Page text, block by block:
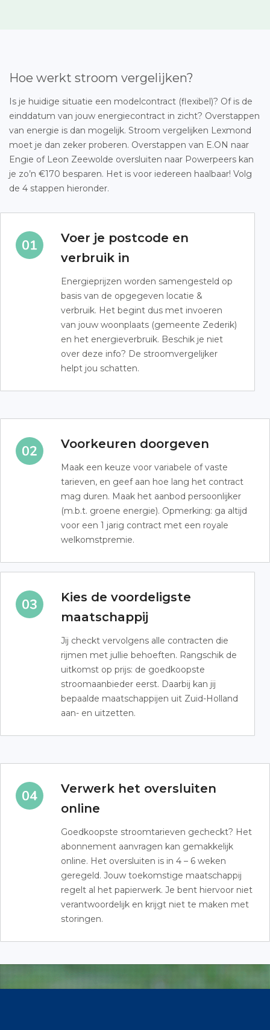
Hoe werkt stroom vergelijken?
Is je huidige situatie een modelcontract (flexibel)? Of is de
einddatum van jouw energiecontract in zicht? Overstappen
van energie is dan mogelijk. Stroom vergelijken Lexmond
moet je dan zeker proberen. Overstappen van E.ON naar
Engie of Leon Zeewolde oversluiten naar Powerpeers kan
je zo’n €170 besparen. Het is voor iedereen haalbaar! Volg
de 4 stappen hieronder.
Voer je postcode en
verbruik in
Energieprijzen worden samengesteld op
basis van de opgegeven locatie &
verbruik. Het begint dus met invoeren
van jouw woonplaats (gemeente Zederik)
en het energieverbruik. Beschik je niet
over deze info? De stroomvergelijker
helpt jou schatten.
Voorkeuren doorgeven
Maak een keuze voor variabele of vaste
tarieven, en geef aan hoe lang het contract
mag duren. Maak het aanbod persoonlijker
(m.b.t. groene energie). Opmerking: ga altijd
voor een 1 jarig contract met een royale
welkomstpremie.
Kies de voordeligste
maatschappij
Jij checkt vervolgens alle contracten die
rijmen met jullie behoeften. Rangschik de
uitkomst op prijs: de goedkoopste
stroomaanbieder eerst. Daarbij kan jij
bepaalde maatschappijen uit Zuid-Holland
aan- en uitzetten.
Verwerk het oversluiten
online
Goedkoopste stroomtarieven gecheckt? Het
abonnement aanvragen kan gemakkelijk
online. Het oversluiten is in 4 – 6 weken
geregeld. Jouw toekomstige maatschappij
regelt al het papierwerk. Je bent hiervoor niet
verantwoordelijk en krijgt niet te maken met
storingen.